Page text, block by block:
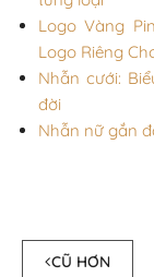
Logo Vàng
Logo Riêng
Nhẫn cưới:
đời
Nhẫn nữ gắn
CŨ HƠN